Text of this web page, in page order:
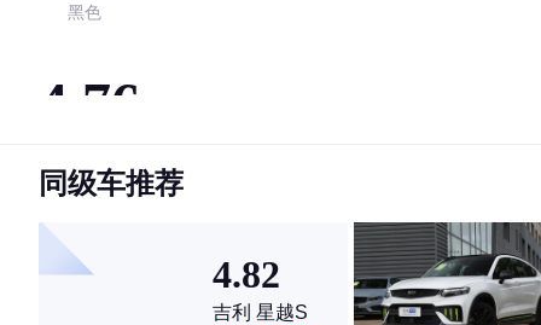
黑色
4.76
·外观表现较为优秀，优于73%同级车
·内饰表现较为优秀，优于50%同级车
·空间表现较为优秀，优于75%同级车
同级车推荐
4.82
吉利 星越S